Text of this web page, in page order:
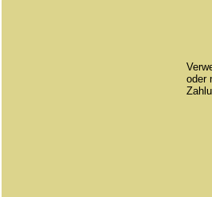
oder